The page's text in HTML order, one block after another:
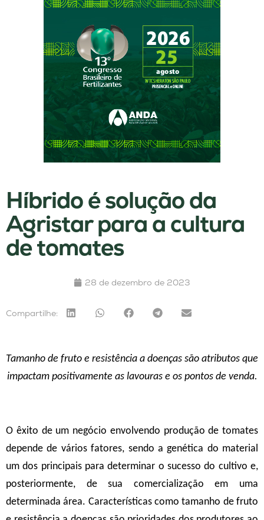
Híbrido é solução da
Agristar para a cultura
de tomates
28 de dezembro de 2023
Compartilhe:
Tamanho de fruto e resistência a doenças são atributos que
impactam positivamente as lavouras e os pontos de venda.
O êxito de um negócio envolvendo produção de tomates
depende de vários fatores, sendo a genética do material
um dos principais para determinar o sucesso do cultivo e,
posteriormente, de sua comercialização em uma
determinada área. Características como tamanho de fruto